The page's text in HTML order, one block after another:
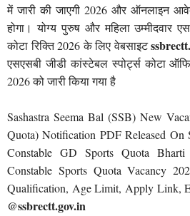
में जारी की जाएगी 2026 और ऑनलाइन
होगा। योग्य पुरुष और महिला उम्मीदवार
कोटा रिक्ति 2026 के लिए वेबसाइट
एसएसबी जीडी कांस्टेबल स्पोर्ट्स कोटा
2026 को जारी किया गया है
Sashastra Seema Bal (SSB) New
Quota) Notification PDF Released On
Constable GD Sports Quota
Constable Sports Quota Vacancy
Qualification, Age Limit, Apply Link,
@ssbrectt.gov.in